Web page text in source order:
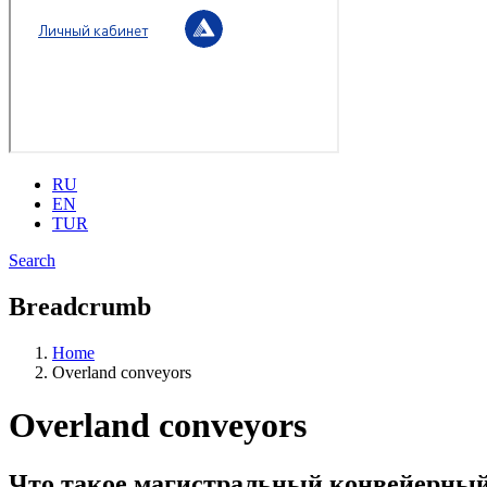
RU
EN
TUR
Search
Breadcrumb
Home
Overland conveyors
Overland conveyors